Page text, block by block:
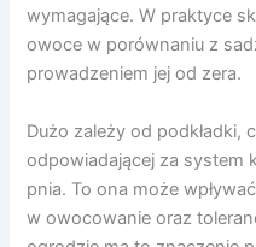
wymagające. W praktyce
owoce w porównaniu z
prowadzeniem jej od zera.
Dużo zależy od podkładki,
odpowiadającej za system
pnia. To ona może
w owocowanie oraz